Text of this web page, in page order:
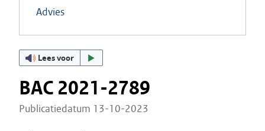
Advies
Lees voor
BAC 2021-2789
Publicatiedatum 13-10-2023